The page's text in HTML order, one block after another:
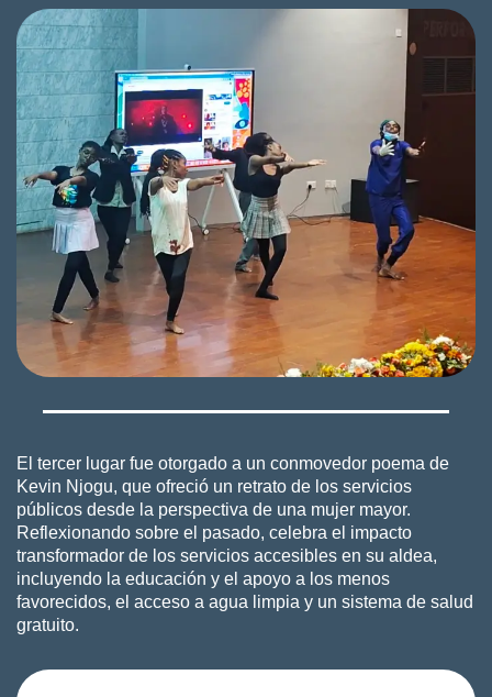
El tercer lugar fue otorgado a un conmovedor poema de
Kevin Njogu, que ofreció un retrato de los servicios
públicos desde la perspectiva de una mujer mayor.
Reflexionando sobre el pasado, celebra el impacto
transformador de los servicios accesibles en su aldea,
incluyendo la educación y el apoyo a los menos
favorecidos, el acceso a agua limpia y un sistema de salud
gratuito.